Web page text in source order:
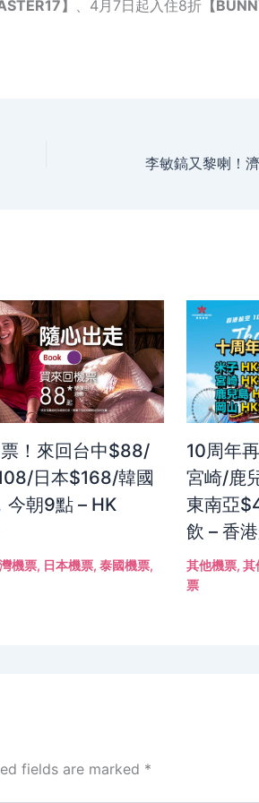
】 、4月7日起入住8折 【
！來回台中$88/
日本$168/韓國
今朝9點 – HK
機票, 日本機票, 泰國機票,
10周年
宮崎/鹿
東南亞
飲 – 香
其他機票, 其
票
fields are marked *